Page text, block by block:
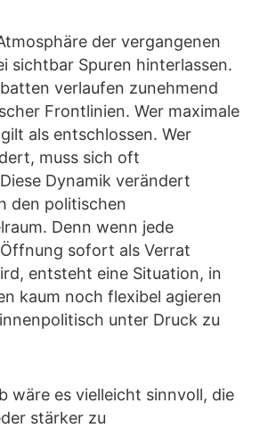
der vergangenen
sichtbar Spuren hinterlassen.
verlaufen zunehmend
Frontlinien. Wer maximale
als entschlossen. Wer
muss sich oft
Dynamik verändert
den politischen
Denn wenn jede
sofort als Verrat
entsteht eine Situation, in
kaum noch flexibel agieren
unter Druck zu
wäre es vielleicht sinnvoll, die
stärker zu